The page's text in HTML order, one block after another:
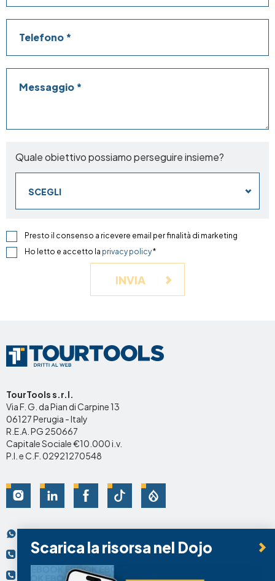
Scarica la risorsa nel Dojo
Quale obiettivo possiamo perseguire insieme?
SCEGLI
Presto il consenso a ricevere email per finalità di marketing
Ho letto e accetto la privacy policy*
INVIA
TourTools s.r.l.
Via F. G. da Pian di Carpine 13
06127 Perugia - Italy
R.E.A. PG 250667
Capitale Sociale €10.000 i.v.
P.I. e C.F. 02921270548
Social
Contatti
+39 075.95.69.74
+39 334.92.49.743